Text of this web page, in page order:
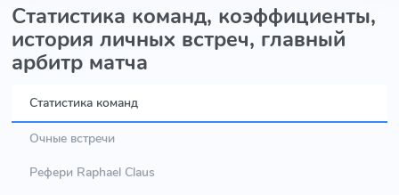
Статистика команд, коэффициенты,
история личных встреч, главный
арбитр матча
Статистика команд
Очные встречи
Рефери Raphael Claus